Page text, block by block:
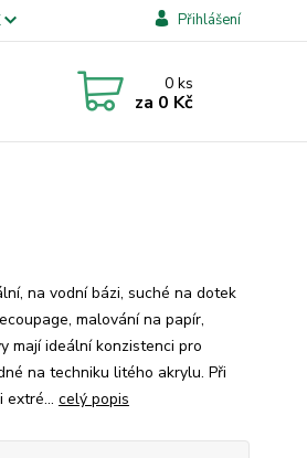
Přihlášení
0ks
za 0 Kč
na vodní bázi, suché na dotek
malování na papír,
mají ideální konzistenci pro
na techniku litého akrylu. Při
extré... celý popis